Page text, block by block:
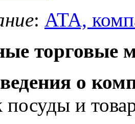
: ATA,
торговые
о
и